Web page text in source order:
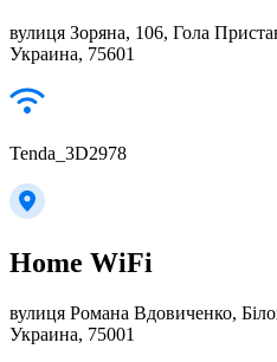
вулиця Зоряна, 106, Гола
Украина, 75601
Tenda_3D2978
Home WiFi
вулиця Романа Вдовиченко,
Украина, 75001